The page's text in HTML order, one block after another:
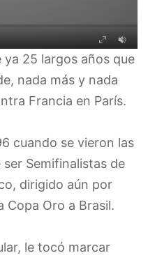
25 largos años que
nada más y nada
Francia en París.
cuando se vieron las
ser Semifinalistas de
dirigido aún por
Copa Oro a Brasil.
le tocó marcar